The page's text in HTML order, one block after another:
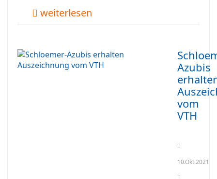
weiterlesen
Azubis
vom
VTH
10.Okt.2021